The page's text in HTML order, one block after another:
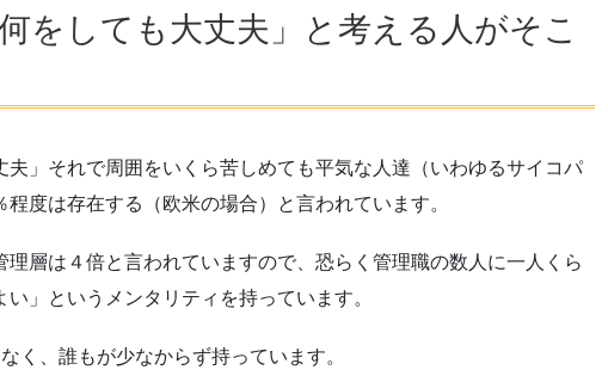
をしても大丈夫」と考える人がそこ
」それで周囲をいくら苦しめても平気な人達（いわゆるサイコパ
度は存在する（欧米の場合）と言われています。
層は４倍と言われていますので、恐らく管理職の数人に一人くら
」というメンタリティを持っています。
く、誰もが少なからず持っています。